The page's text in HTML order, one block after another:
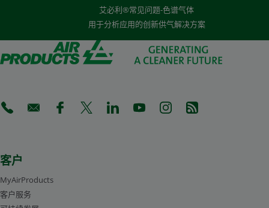
艾必利®常见问题-色谱气体
用于分析应用的创新供气解决方案
(Opens in a new tab)
(Opens in a new tab)
(Opens in a new tab)
(Opens in a new tab)
(Opens in a new tab)
(Opens in a new tab)
(Opens in a new tab)
(Opens in a new
客户
MyAirProducts
客户服务